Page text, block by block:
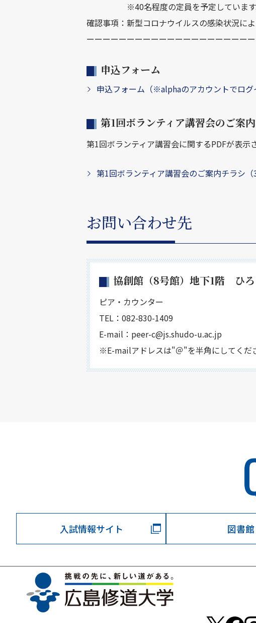
※40名程度の定員を予定しています
確認事項：新型コロナウイルスの感染状況に
ーーーーーーーーーーーーーーーーーーーー
申込フォーム
申込フォーム（※alphaのアカウントでログ
第1回ボランティア講習会のご案
第1回ボランティア講習会に関するPDFが表示
第1回ボランティア講習会のご案内チラシ（
お問い合わせ先
協創館（8号館）地下1階 ひ
ピア・カウンター
TEL：082-830-1409
E-mail：peer-c@js.shudo-u.ac.jp
※E-mailアドレスは"＠"を半角にしてくだ
入試情報サイト 図書館